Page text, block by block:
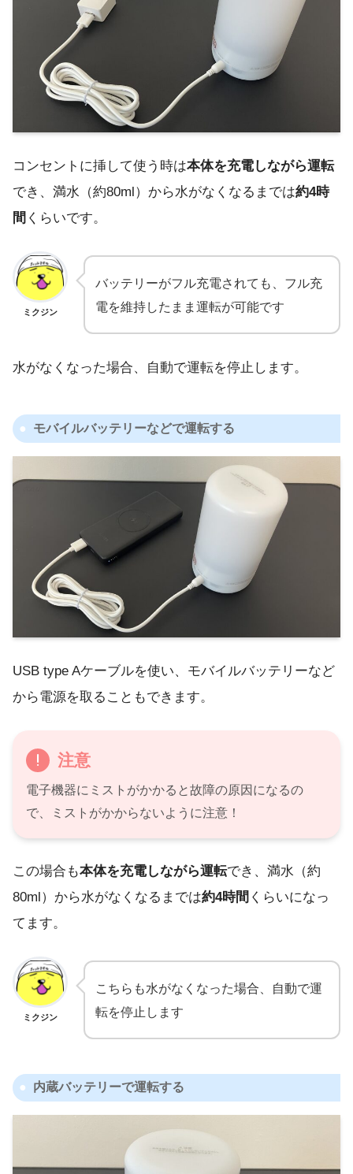
コンセントに挿して使う時は本体を充電しながら運転
でき、満水（約80ml）から水がなくなるまでは約4時
間 くらいです。
ミクジン
バッテリーがフル充電されても、フル充
電を維持したまま運転が可能です
水がなくなった場合、自動で運転を停止します。
モバイルバッテリーなどで運転する
USB type Aケーブルを使い、モバイルバッテリーなど
から電源を取ることもできます。
注意
電子機器にミストがかかると故障の原因になるの
で、ミストがかからないように注意！
この場合も本体を充電しながら運転でき、満水（約
80ml）から水がなくなるまでは約4時間 くらいになっ
てます。
ミクジン
こちらも水がなくなった場合、自動で運
転を停止します
内蔵バッテリーで運転する